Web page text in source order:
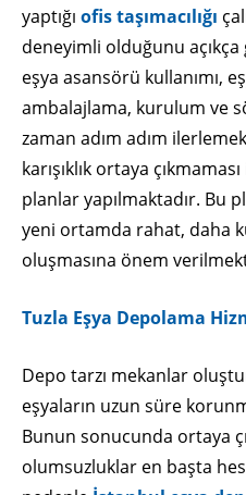
yaptığı ofis taşımacılığı
deneyimli olduğunu
eşya asansörü kullanımı,
ambalajlama, kurulum ve
zaman adım adım
karışıklık ortaya
planlar yapılmaktadır. Bu
yeni ortamda rahat, daha
oluşmasına önem
Tuzla Eşya Depolama
Depo tarzı mekanlar
eşyaların uzun süre
Bunun sonucunda ortaya
olumsuzluklar en başta